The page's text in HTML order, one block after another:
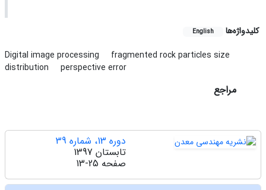
کلیدواژه‌ها English
Digital image processing
fragmented rock particles size
distribution
perspective error
مراجع
دوره 13، شماره 39
تابستان 1397
صفحه 13-25